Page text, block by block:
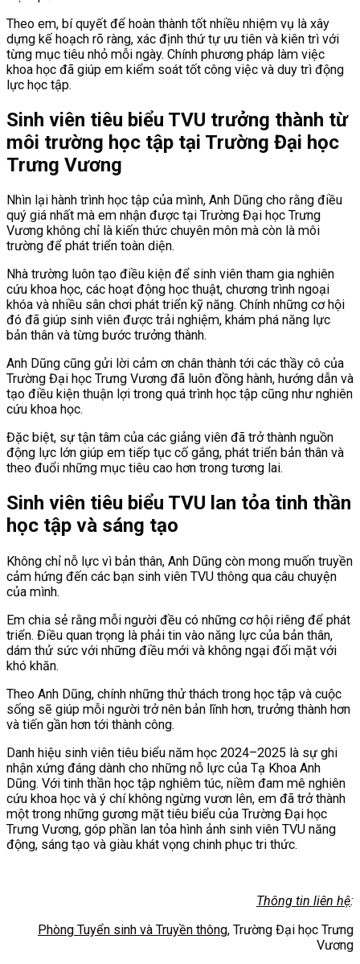
Theo em, bí quyết để hoàn thành tốt nhiều nhiệm vụ là xây
dựng kế hoạch rõ ràng, xác định thứ tự ưu tiên và kiên trì với
từng mục tiêu nhỏ mỗi ngày. Chính phương pháp làm việc
khoa học đã giúp em kiểm soát tốt công việc và duy trì động
lực học tập.
Sinh viên tiêu biểu TVU trưởng thành từ
môi trường học tập tại Trường Đại học
Trưng Vương
Nhìn lại hành trình học tập của mình, Anh Dũng cho rằng điều
quý giá nhất mà em nhận được tại Trường Đại học Trưng
Vương không chỉ là kiến thức chuyên môn mà còn là môi
trường để phát triển toàn diện.
Nhà trường luôn tạo điều kiện để sinh viên tham gia nghiên
cứu khoa học, các hoạt động học thuật, chương trình ngoại
khóa và nhiều sân chơi phát triển kỹ năng. Chính những cơ hội
đó đã giúp sinh viên được trải nghiệm, khám phá năng lực
bản thân và từng bước trưởng thành.
Anh Dũng cũng gửi lời cảm ơn chân thành tới các thầy cô của
Trường Đại học Trưng Vương đã luôn đồng hành, hướng dẫn và
tạo điều kiện thuận lợi trong quá trình học tập cũng như nghiên
cứu khoa học.
Đặc biệt, sự tận tâm của các giảng viên đã trở thành nguồn
động lực lớn giúp em tiếp tục cố gắng, phát triển bản thân và
theo đuổi những mục tiêu cao hơn trong tương lai.
Sinh viên tiêu biểu TVU lan tỏa tinh thần
học tập và sáng tạo
Không chỉ nỗ lực vì bản thân, Anh Dũng còn mong muốn truyền
cảm hứng đến các bạn sinh viên TVU thông qua câu chuyện
của mình.
Em chia sẻ rằng mỗi người đều có những cơ hội riêng để phát
triển. Điều quan trọng là phải tin vào năng lực của bản thân,
dám thử sức với những điều mới và không ngại đối mặt với
khó khăn.
Theo Anh Dũng, chính những thử thách trong học tập và cuộc
sống sẽ giúp mỗi người trở nên bản lĩnh hơn, trưởng thành hơn
và tiến gần hơn tới thành công.
Danh hiệu sinh viên tiêu biểu năm học 2024–2025 là sự ghi
nhận xứng đáng dành cho những nỗ lực của Tạ Khoa Anh
Dũng. Với tinh thần học tập nghiêm túc, niềm đam mê nghiên
cứu khoa học và ý chí không ngừng vươn lên, em đã trở thành
một trong những gương mặt tiêu biểu của Trường Đại học
Trưng Vương, góp phần lan tỏa hình ảnh sinh viên TVU năng
động, sáng tạo và giàu khát vọng chinh phục tri thức.
Thông tin liên hệ:
Phòng Tuyển sinh và Truyền thông, Trường Đại học Trưng
Vương